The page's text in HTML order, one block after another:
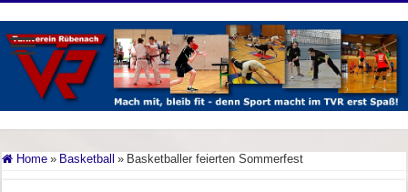
Home » Basketball » Basketballer feierten Sommerfest